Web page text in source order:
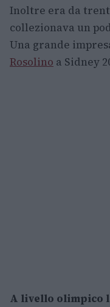
Inoltre era da
collezionava un
Una grande
Rosolino a Sidney
A livello olimpico